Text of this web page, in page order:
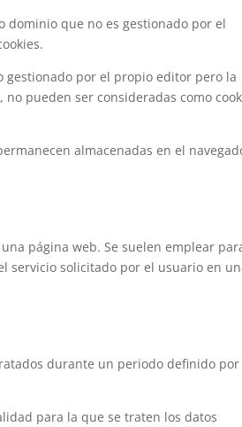
que no es gestionado por el
gestionado por el propio editor pero la
pueden ser consideradas como
almacenadas en el
página web. Se suelen emplear
servicio solicitado por el usuario en
durante un periodo definido por
para la que se traten los datos